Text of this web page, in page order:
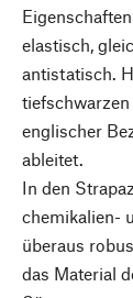
elastisch,
antistatisch.
tiefschwarzen
englischer
ableitet.
In den
chemikalien-
überaus
das Material